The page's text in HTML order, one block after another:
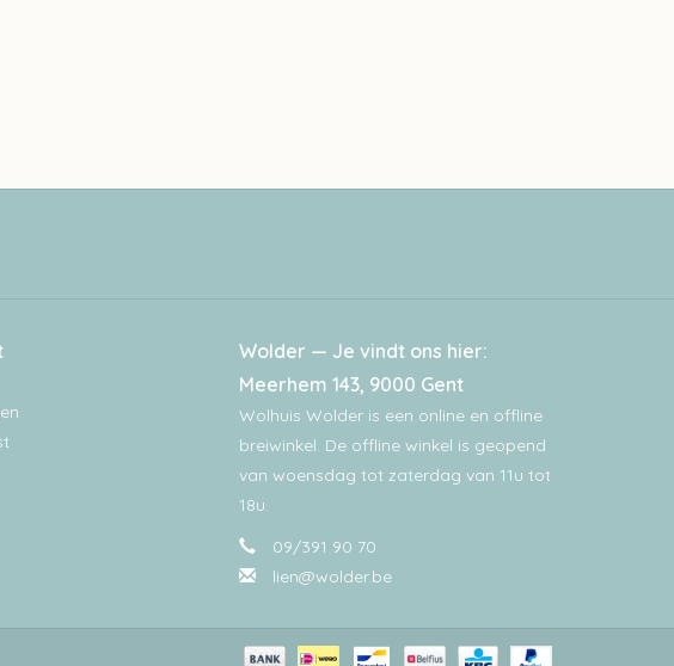
Wolder — Je vindt ons hier:
Meerhem 143, 9000 Gent
Wolhuis Wolder is een online en offline
breiwinkel. De offline winkel is geopend
van woensdag tot zaterdag van 11u tot
18u.
09/391 90 70
lien@wolder.be